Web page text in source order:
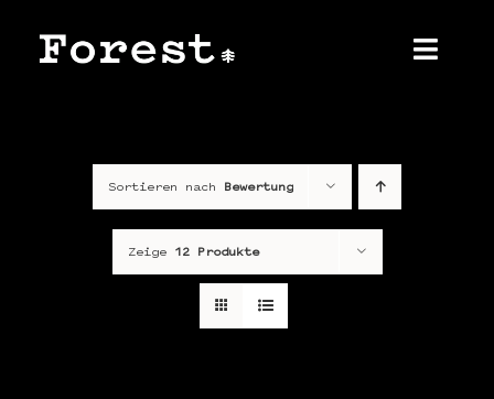
Inhalt
springen
Über unsSortieren nach Bewertung
Zeige 12 Produkte